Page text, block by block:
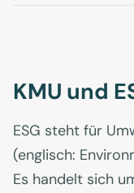
KMU und
ESG steht für
(englisch:
Es handelt sich